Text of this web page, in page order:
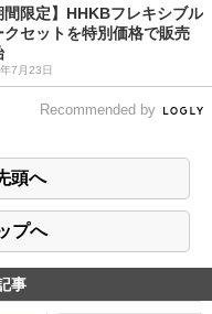
間限定】HHKBフレキシブル
クセットを特別価格で販売
7月23日
Recommended by
頭へ
プへ
事